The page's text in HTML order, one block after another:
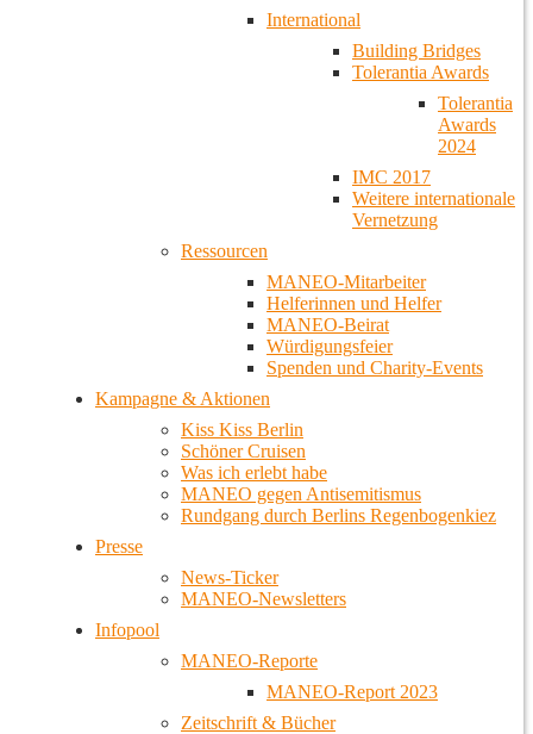
International
Building Bridges
Tolerantia Awards
Tolerantia
Awards
2024
IMC 2017
Weitere internationale
Vernetzung
Ressourcen
MANEO-Mitarbeiter
Helferinnen und Helfer
MANEO-Beirat
Würdigungsfeier
Spenden und Charity-Events
Kampagne & Aktionen
Kiss Kiss Berlin
Schöner Cruisen
Was ich erlebt habe
MANEO gegen Antisemitismus
Rundgang durch Berlins Regenbogenkiez
Presse
News-Ticker
MANEO-Newsletters
Infopool
MANEO-Reporte
MANEO-Report 2023
Zeitschrift & Bücher